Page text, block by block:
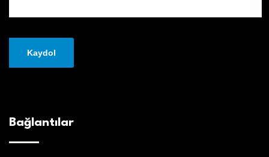
Bağlantılar